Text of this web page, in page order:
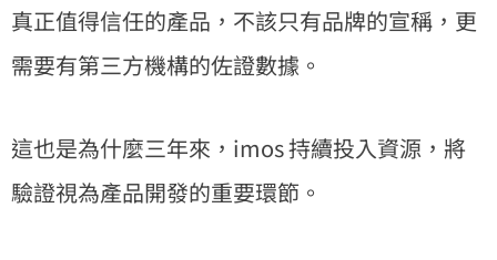
真正值得信任的產品，不該只有品牌的宣稱，更
需要有第三方機構的佐證數據。
這也是為什麼三年來，imos 持續投入資源，將
驗證視為產品開發的重要環節。